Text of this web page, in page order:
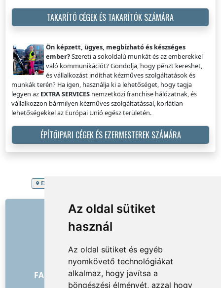
Az oldal sütiket
használ
Az oldal sütiket és egyéb
nyomkövető technológiákat
alkalmaz, hogy javítsa a
böngészési élményét, azzal hogy
TAKARÍTÓ CÉGEK ÉS TAKARÍTÓK SZÁMÁRA
Ön képzett, ügyes, megbízható és készséges
ember?Szereti a sokoldalú munkát és az emberekkel
való kommunikációt? Gondolja, hogy pénzt kereshet,
és vállalkozást indíthat kézműves szolgáltatások és
munkák terén? Ha igen, használja ki a lehetőséget, hogy tagja
legyen az EXTRA SERVICES nemzetközi franchise hálózatnak, és
vállalkozzon bármilyen kézműves szolgáltatással, korlátlan
lehetőségekkel az Európai Unió egész területén.
ÉPÍTŐIPARI CÉGEK ÉS EZERMESTEREK SZÁMÁRA
EXTRA SERVICES
HIVATKOZÁSOK
Rólunk
Árlista
Általános Szerződési Feltételek
FAQ - megrendelők FAQ - szolgáltatók